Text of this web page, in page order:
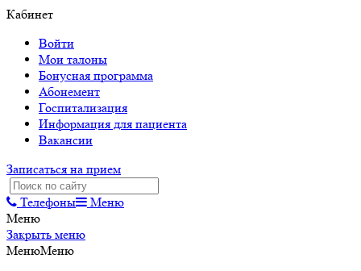
Кабинет
Войти
Мои талоны
Бонусная программа
Абонемент
Госпитализация
Информация для пациента
Вакансии
Записаться на прием
Телефоны
Меню
Меню
Закрыть меню
МенюМеню